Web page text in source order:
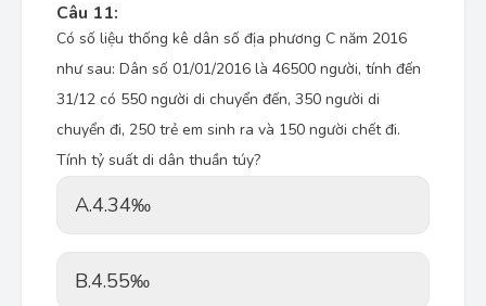
Câu 11:
Có số liệu thống kê dân số địa phương C năm 2016
như sau: Dân số 01/01/2016 là 46500 người, tính đến
31/12 có 550 người di chuyển đến, 350 người di
chuyển đi, 250 trẻ em sinh ra và 150 người chết đi.
Tính tỷ suất di dân thuần túy?
A.4.34‰
B.4.55‰